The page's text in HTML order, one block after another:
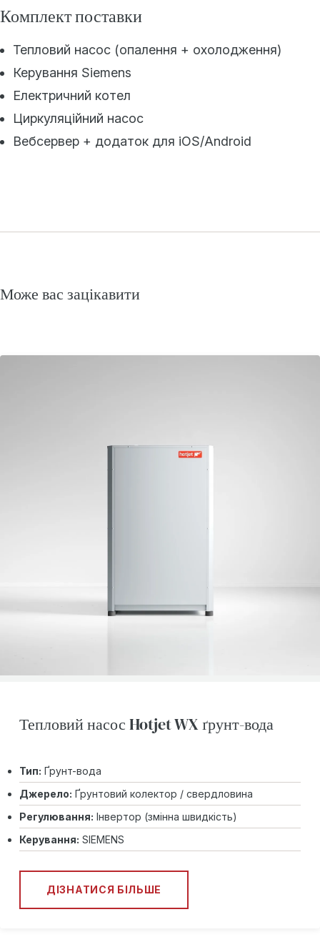
Комплект поставки
Тепловий насос (опалення + охолодження)
Керування Siemens
Електричний котел
Циркуляційний насос
Вебсервер + додаток для iOS/Android
Може вас зацікавити
Тепловий насос Hotjet WX ґрунт-вода
Тип: Ґрунт-вода
Джерело: Ґрунтовий колектор / свердловина
Регулювання: Інвертор (змінна швидкість)
Керування: SIEMENS
ДІЗНАТИСЯ БІЛЬШЕ